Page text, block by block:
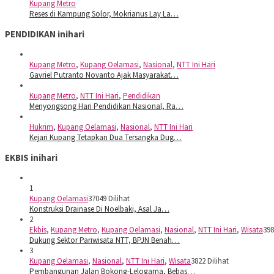
Kupang Metro
Reses di Kampung Solor, Mokrianus Lay La…
PENDIDIKAN inihari
Kupang Metro, Kupang Oelamasi, Nasional, NTT Ini Hari
Gavriel Putranto Novanto Ajak Masyarakat…
Kupang Metro, NTT Ini Hari, Pendidikan
Menyongsong Hari Pendidikan Nasional, Ra…
Hukrim, Kupang Oelamasi, Nasional, NTT Ini Hari
Kejari Kupang Tetapkan Dua Tersangka Dug…
EKBIS inihari
1
Kupang Oelamasi37049 Dilihat
Konstruksi Drainase Di Noelbaki, Asal Ja…
2
Ekbis, Kupang Metro, Kupang Oelamasi, Nasional, NTT Ini Hari, Wisata
Dukung Sektor Pariwisata NTT, BPJN Benah…
3
Kupang Oelamasi, Nasional, NTT Ini Hari, Wisata3822 Dilihat
Pembangunan Jalan Bokong-Lelogama, Bebas…